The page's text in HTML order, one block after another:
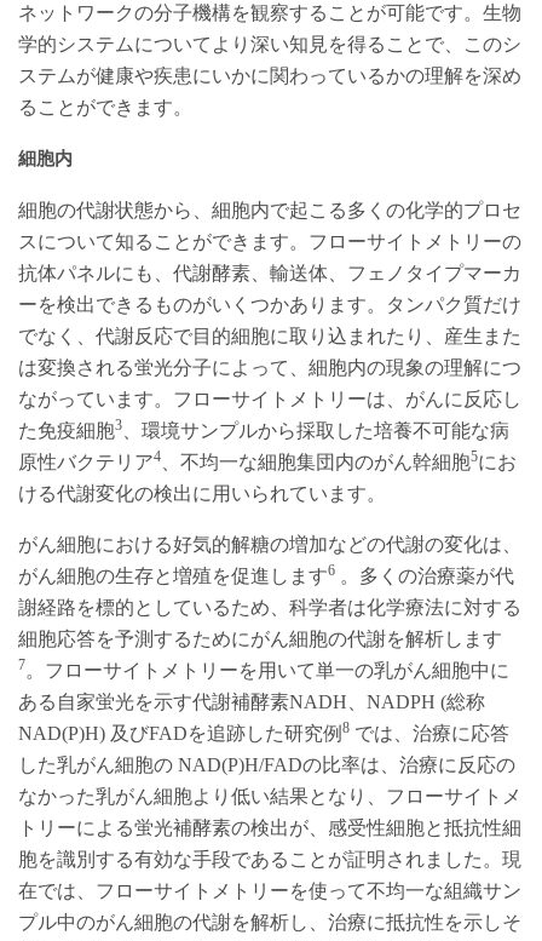
ネットワークの分子機構を観察することが可能です。生物
学的システムについてより深い知見を得ることで、このシ
ステムが健康や疾患にいかに関わっているかの理解を深め
ることができます。
細胞内
細胞の代謝状態から、細胞内で起こる多くの化学的プロセ
スについて知ることができます。フローサイトメトリーの
抗体パネルにも、代謝酵素、輸送体、フェノタイプマーカ
ーを検出できるものがいくつかあります。タンパク質だけ
でなく、代謝反応で目的細胞に取り込まれたり、産生また
は変換される蛍光分子によって、細胞内の現象の理解につ
ながっています。フローサイトメトリーは、がんに反応し
た免疫細胞3
、環境サンプルから採取した培養不可能な病
原性バクテリア4 、不均一な細胞集団内のがん幹細胞5にお
ける代謝変化の検出に用いられています。
がん細胞における好気的解糖の増加などの代謝の変化は、
がん細胞の生存と増殖を促進します6 。多くの治療薬が代
謝経路を標的としているため、科学者は化学療法に対する
細胞応答を予測するためにがん細胞の代謝を解析します
7。フローサイトメトリーを用いて単一の乳がん細胞中に
ある自家蛍光を示す代謝補酵素NADH、NADPH (総称
NAD(P)H) 及びFADを追跡した研究例 8 では、治療に応答
した乳がん細胞の NAD(P)H/FADの比率は、治療に反応の
なかった乳がん細胞より低い結果となり、フローサイトメ
トリーによる蛍光補酵素の検出が、感受性細胞と抵抗性細
胞を識別する有効な手段であることが証明されました。現
在では、フローサイトメトリーを使って不均一な組織サン
プル中のがん細胞の代謝を解析し、治療に抵抗性を示しそ